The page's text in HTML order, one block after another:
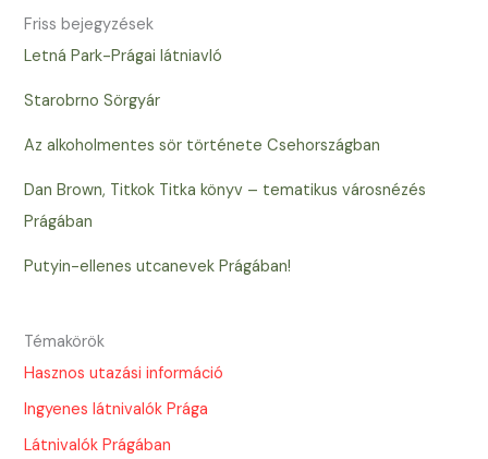
Friss bejegyzések
Letná Park-Prágai látniavló
Starobrno Sörgyár
Az alkoholmentes sör története Csehországban
Dan Brown, Titkok Titka könyv – tematikus városnézés
Prágában
Putyin-ellenes utcanevek Prágában!
Témakörök
Hasznos utazási információ
Ingyenes látnivalók Prága
Látnivalók Prágában